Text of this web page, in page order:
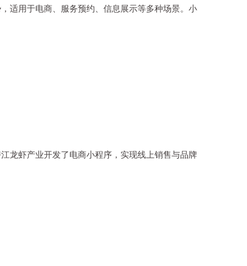
适用于电商、服务预约、信息展示等多种场景。小
龙虾产业开发了电商小程序，实现线上销售与品牌